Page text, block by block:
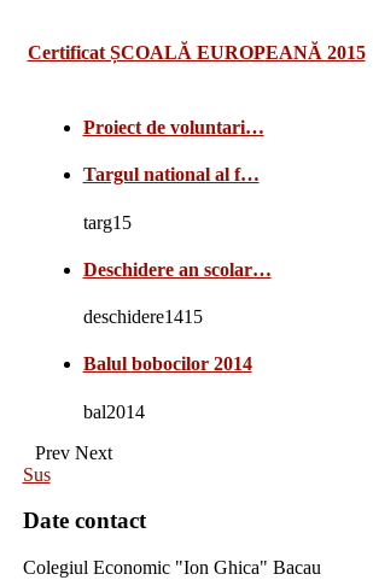
Certificat ȘCOALĂ EUROPEANĂ 2015
Proiect de voluntari…
Targul national al f…
targ15
Deschidere an scolar…
deschidere1415
Balul bobocilor 2014
bal2014
Prev Next
Sus
Date contact
Colegiul Economic "Ion Ghica" Bacau